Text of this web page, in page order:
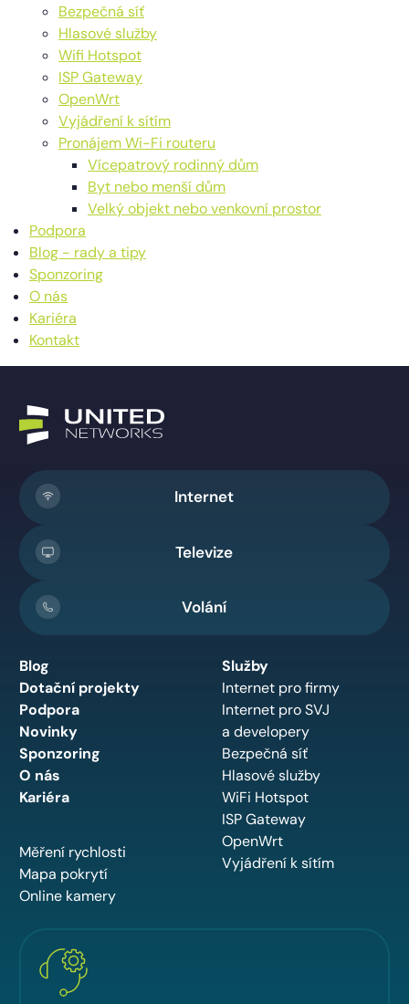
Bezpečná síť
Hlasové služby
Wifi Hotspot
ISP Gateway
OpenWrt
Vyjádření k sítím
Pronájem Wi-Fi routeru
Vícepatrový rodinný dům
Byt nebo menší dům
Velký objekt nebo venkovní prostor
Podpora
Blog - rady a tipy
Sponzoring
O nás
Kariéra
Kontakt
Internet
Televize
Volání
Blog
Dotační projekty
Podpora
Novinky
Sponzoring
O nás
Kariéra
Měření rychlosti
Mapa pokrytí
Online kamery
Služby
Internet pro firmy
Internet pro SVJ
a developery
Bezpečná síť
Hlasové služby
WiFi Hotspot
ISP Gateway
OpenWrt
Vyjádření k sítím